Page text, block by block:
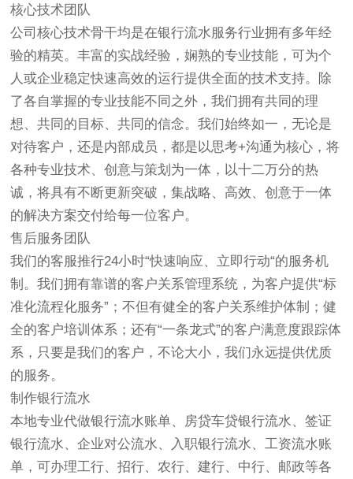
核心技术团队
公司核心技术骨干均是在银行流水服务行业拥有多年经
验的精英。丰富的实战经验，娴熟的专业技能，可为个
人或企业稳定快速高效的运行提供全面的技术支持。除
了各自掌握的专业技能不同之外，我们拥有共同的理
想、共同的目标、共同的信念。我们始终如一，无论是
对待客户，还是内部成员，都是以思考+沟通为核心，将
各种专业技术、创意与策划为一体，以十二万分的热
诚，将具有不断更新突破，集战略、高效、创意于一体
的解决方案交付给每一位客户。
售后服务团队
我们的客服推行24小时“快速响应、立即行动“的服务机
制。我们拥有靠谱的客户关系管理系统，为客户提供“标
准化流程化服务”；不但有健全的客户关系维护体制；健
全的客户培训体系；还有“一条龙式”的客户满意度跟踪体
系，只要是我们的客户，不论大小，我们永远提供优质
的服务。
制作银行流水
本地专业代做银行流水账单、房贷车贷银行流水、签证
银行流水、企业对公流水、入职银行流水、工资流水账
单，可办理工行、招行、农行、建行、中行、邮政等各